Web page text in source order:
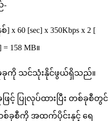
-
စ] x 60 [sec] x 350Kbps x 2 [
= 158 MB။
ခက သငသနငဖယရသည။
ဖင ပလပထ ပ တစခစတင
စခစက အထကပငနင ရ